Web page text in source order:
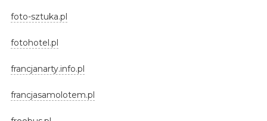
foto-sztuka.pl
fotohotel.pl
francjanarty.info.pl
francjasamolotem.pl